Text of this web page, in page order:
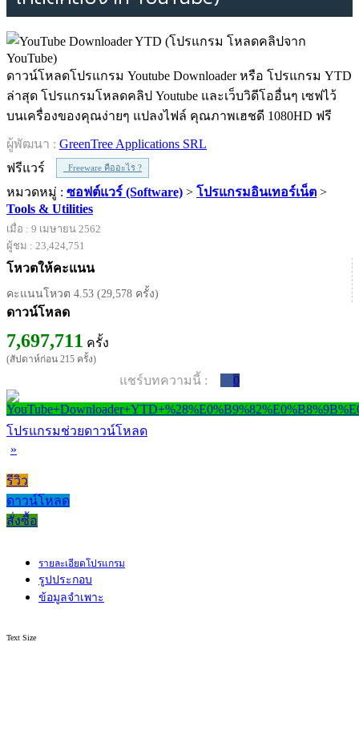
ดาวน์โหลดโปรแกรม Youtube Downloader หรือ โปรแกรม YTD
ล่าสุด โปรแกรมโหลดคลิป Youtube และเว็บวิดีโออื่นๆ เซฟไว้
บนเครื่องของคุณง่ายๆ แปลงไฟล์ คุณภาพเฮชดี 1080HD ฟรี
ผู้พัฒนา : GreenTree Applications SRL
ฟรีแวร์
Freeware คืออะไร ?
หมวดหมู่ : ซอฟต์แวร์ (Software) > โปรแกรมอินเทอร์เน็ต >
Tools & Utilities
เมื่อ : 9 เมษายน 2562
ผู้ชม : 23,424,751
โหวตให้คะแนน
คะแนนโหวต 4.53 (29,578 ครั้ง)
ดาวน์โหลด
7,697,711 ครั้ง
(สัปดาห์ก่อน 215 ครั้ง)
แชร์บทความนี้ : 0
โปรแกรมช่วยดาวน์โหลด
»
รีวิว
ดาวน์โหลด
สั่งซื้อ
รายละเอียดโปรแกรม
รูปประกอบ
ข้อมูลจำเพาะ
Text Size